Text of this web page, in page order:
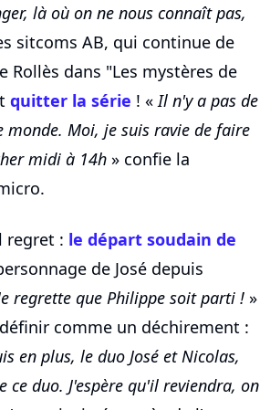
là où on ne nous connaît pas,
sitcoms AB, qui continue de
Rollès dans "Les mystères de
quitter la série ! « Il n'y a pas de
monde. Moi, je suis ravie de faire
midi à 14h » confie la
regret : le départ soudain de
de José depuis
regrette que Philippe soit parti ! »
comme un déchirement :
en plus, le duo José et Nicolas,
duo. J'espère qu'il reviendra, on